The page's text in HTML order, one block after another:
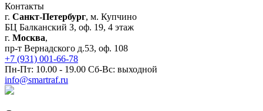
Контакты
г. Санкт-Петербург, м. Купчино
БЦ Балканский З, оф. 19, 4 этаж
г. Москва,
пр-т Вернадского д.53, оф. 108
+7 (931) 001-66-78
Пн-Пт: 10.00 - 19.00 Сб-Вс: выходной
info@smartraf.ru